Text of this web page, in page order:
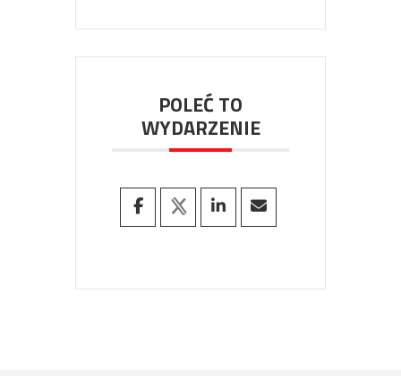
POLEĆ TO
WYDARZENIE